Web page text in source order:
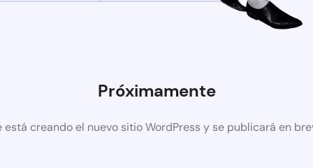
Próximamente
está creando el nuevo sitio WordPress y se publicará en